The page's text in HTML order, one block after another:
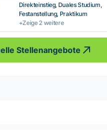
Direkteinstieg, Duales Studium,
Festanstellung, Praktikum
+Zeige 2 weitere
Stellenangebote